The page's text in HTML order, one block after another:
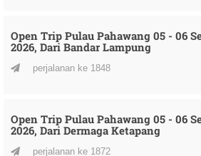
Open Trip Pulau Pahawang 05 - 06
2026, Dari Bandar Lampung
perjalanan ke 1848
Open Trip Pulau Pahawang 05 - 06
2026, Dari Dermaga Ketapang
perjalanan ke 1872